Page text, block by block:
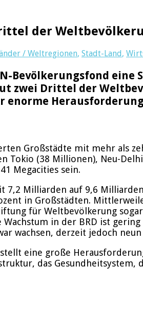
der
/ Weltregionen, Stadt-Land,
Bevölkerungsfond
zwei Drittel der
enorme
Großstädte mit mehr als
Tokio (38 Millionen), Neu-
Megacities sein.
7,2 Milliarden auf 9,6
in Großstädten.
für Weltbevölkerung
Wachstum in der BRD ist
wachsen, derzeit jedoch
eine große
das